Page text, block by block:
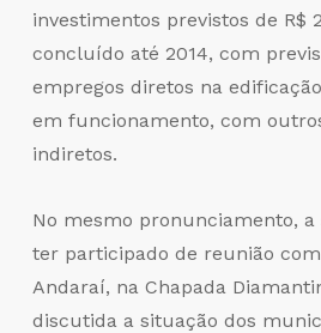
investimentos previstos de R$
concluído até 2014, com
empregos diretos na
em funcionamento, com
indiretos.
No mesmo pronunciamento,
ter participado de reunião
Andaraí, na Chapada
discutida a situação dos